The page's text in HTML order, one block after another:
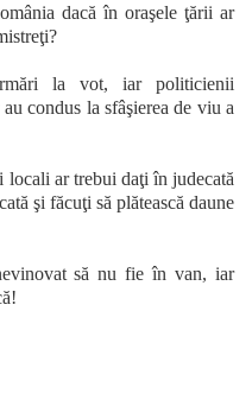
dacă în oraşele ţării ar
la vot, iar politicienii
condus la sfâşierea de viu a
ar trebui daţi în judecată
şi făcuţi să plătească daune
să nu fie în van, iar